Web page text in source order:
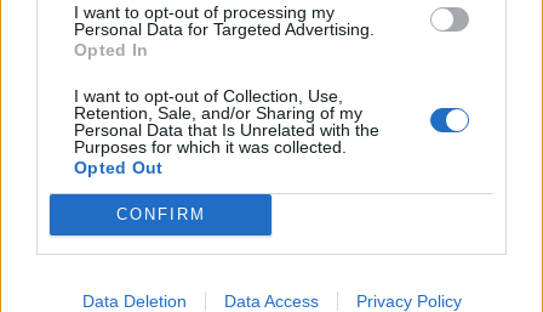
I want to opt-out of processing my
Personal Data for Targeted Advertising.
Opted In
I want to opt-out of Collection, Use,
Retention, Sale, and/or Sharing of my
Personal Data that Is Unrelated with the
Purposes for which it was collected.
Opted Out
CONFIRM
Data Deletion Data Access Privacy Policy